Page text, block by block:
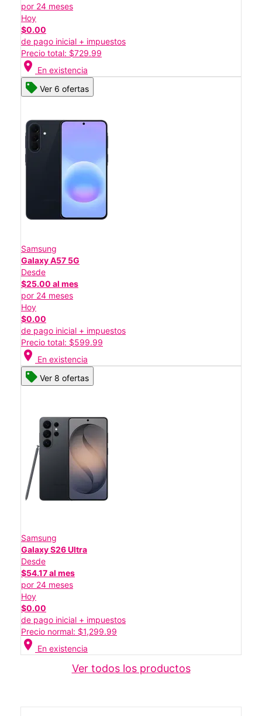
por 24 meses
Hoy
$0.00
de pago inicial + impuestos
Precio total: $729.99
location_on En existencia
Ver 6 ofertas
Samsung
Galaxy A57 5G
Desde
$25.00 al mes
por 24 meses
Hoy
$0.00
de pago inicial + impuestos
Precio total: $599.99
location_on En existencia
Ver 8 ofertas
Samsung
Galaxy S26 Ultra
Desde
$54.17 al mes
por 24 meses
Hoy
$0.00
de pago inicial + impuestos
Precio normal: $1,299.99
location_on En existencia
Ver todos los productos